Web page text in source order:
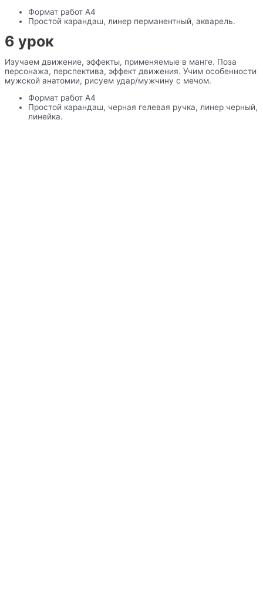
Формат работ А4
Простой карандаш, линер перманентный, акварель.
6 урок
Изучаем движение, эффекты, применяемые в манге. Поза
персонажа, перспектива, эффект движения. Учим особенности
мужской анатомии, рисуем удар/мужчину с мечом.
Формат работ А4
Простой карандаш, черная гелевая ручка, линер черный,
линейка.